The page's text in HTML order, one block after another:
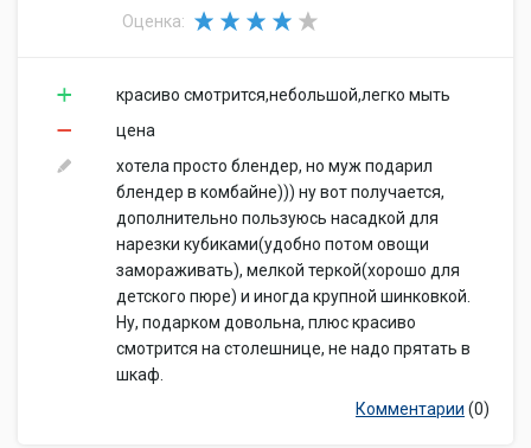
Оценка:
красиво смотрится,небольшой,легко мыть
цена
хотела просто блендер, но муж подарил
блендер в комбайне))) ну вот получается,
дополнительно пользуюсь насадкой для
нарезки кубиками(удобно потом овощи
замораживать), мелкой теркой(хорошо для
детского пюре) и иногда крупной шинковкой.
Ну, подарком довольна, плюс красиво
смотрится на столешнице, не надо прятать в
шкаф.
Комментарии (0)